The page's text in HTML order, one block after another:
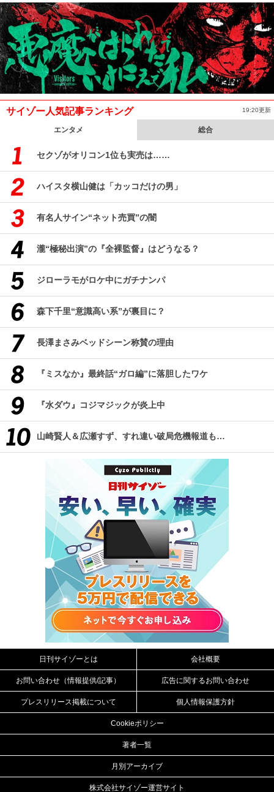
サイゾー人気記事ランキング 19:20更新
エンタメ 総合
セクゾがオリコン1位も実売は……
ハイスタ横山健は「カッコだけの男」
有名人サイン“ネット売買”の闇
瀧“極秘出演”の『全裸監督』はどうなる？
ジローラモがロケ中にガチナンパ
森下千里“意識高い系”が裏目に？
長澤まさみベッドシーン称賛の理由
『ミスなか』最終話“ガロ編”に落胆したワケ
『水ダウ』コジマジックが炎上中
山崎賢人＆広瀬すず、すれ違い破局危機報道も…
日刊サイゾーとは 会社概要
お問い合わせ（情報提供/記事） 広告に関するお問い合わせ
プレスリリース掲載について 個人情報保護方針
Cookieポリシー
著者一覧
月別アーカイブ
株式会社サイゾー運営サイト